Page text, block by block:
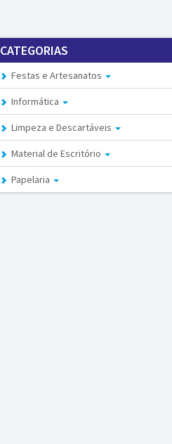
CATEGORIAS
Festas e Artesanatos
Informática
Limpeza e Descartáveis
Material de Escritório
Papelaria